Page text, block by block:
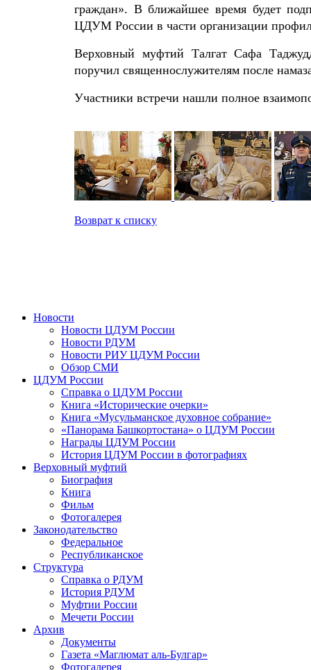
граждан». В ближайшее время будет
ЦДУМ России в части организации
Верховный муфтий Талгат Сафа
поручил священнослужителям после
Участники встречи нашли полное
Возврат к списку
Новости
Новости ЦДУМ России
Новости РДУМ
Новости РИУ ЦДУМ России
Обзор СМИ
ЦДУМ России
Справка о ЦДУМ России
Книга «Исторические очерки»
Книга «Мусульманское духовное собрание»
«Панорама Башкортостана» о ЦДУМ России
Награды ЦДУМ России
История ЦДУМ России в фотографиях
Верховный муфтий
Биография
Книга
Фильм
Фотогалерея
Законодательство
Федеральное
Республиканское
Структура
Справка о РДУМ
История РДУМ
Муфтии России
Мечети России
Архив
Документы
Газета «Маглюмат аль-Булгар»
Фотогалерея